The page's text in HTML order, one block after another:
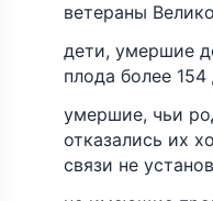
ветераны
дети, умершие
плода более 154
умершие, чьи
отказались их
связи не